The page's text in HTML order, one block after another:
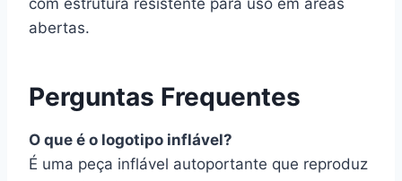
com estrutura resistente para uso em áreas
abertas.
Perguntas Frequentes
O que é o logotipo inflável?
É uma peça inflável autoportante que reproduz